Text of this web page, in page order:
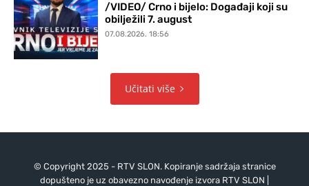
/VIDEO/ Crno i bijelo: Događaji koji su
obilježili 7. august
07.08.2026. 18:56
Učitati više
© Copyright 2025 - RTV SLON. Kopiranje sadržaja stranice
dopušteno je uz obavezno navođenje izvora RTV SLON |